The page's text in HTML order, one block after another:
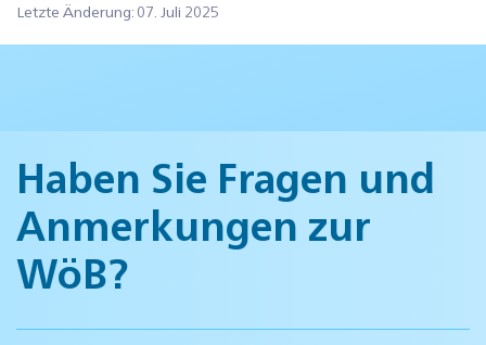
Letzte Änderung: 07. Juli 2025
Haben Sie Fragen und
Anmerkungen zur
WöB?